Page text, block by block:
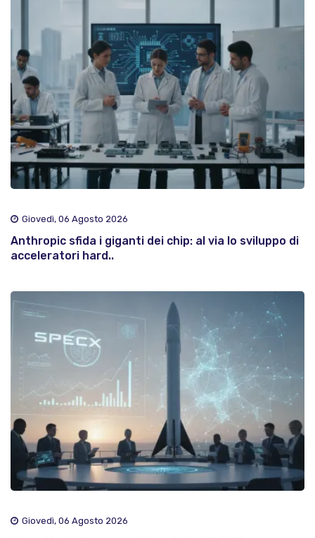
Giovedì, 06 Agosto 2026
Anthropic sfida i giganti dei chip: al via lo sviluppo di
acceleratori hard..
Giovedì, 06 Agosto 2026